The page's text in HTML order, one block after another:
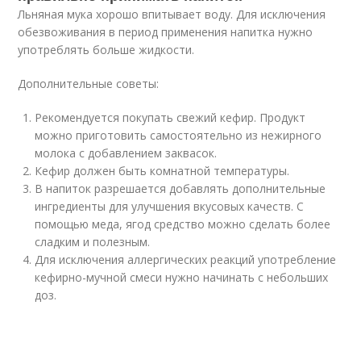
Льняная мука хорошо впитывает воду. Для исключения
обезвоживания в период применения напитка нужно
употреблять больше жидкости.
Дополнительные советы:
Рекомендуется покупать свежий кефир. Продукт
можно приготовить самостоятельно из нежирного
молока с добавлением заквасок.
Кефир должен быть комнатной температуры.
В напиток разрешается добавлять дополнительные
ингредиенты для улучшения вкусовых качеств. С
помощью меда, ягод средство можно сделать более
сладким и полезным.
Для исключения аллергических реакций употребление
кефирно-мучной смеси нужно начинать с небольших
доз.